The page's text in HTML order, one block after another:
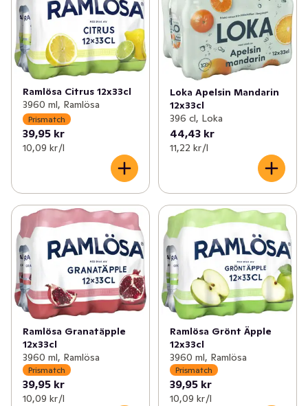
Ramlösa Citrus 12x33cl
3960 ml, Ramlösa
Prismatch
39,95 kr
10,09 kr /l
Loka Apelsin Mandarin
12x33cl
396 cl, Loka
44,43 kr
11,22 kr /l
Ramlösa Granatäpple
12x33cl
3960 ml, Ramlösa
Prismatch
39,95 kr
10,09 kr /l
Ramlösa Grönt Äpple
12x33cl
3960 ml, Ramlösa
Prismatch
39,95 kr
10,09 kr /l